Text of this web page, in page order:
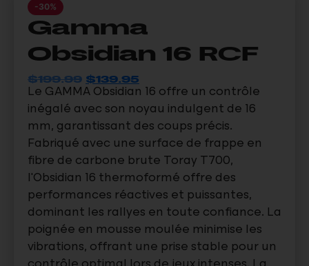
-30%
Gamma
Obsidian 16 RCF
$199.99 $139.95
Le GAMMA Obsidian 16 offre un contrôle
inégalé avec son noyau indulgent de 16
mm, garantissant des coups précis.
Fabriqué avec une surface de frappe en
fibre de carbone brute Toray T700,
l’Obsidian 16 thermoformé offre des
performances réactives et puissantes,
dominant les rallyes en toute confiance. La
poignée en mousse moulée minimise les
vibrations, offrant une prise stable pour un